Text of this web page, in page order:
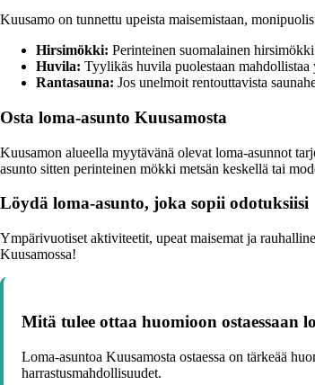
Kuusamo on tunnettu upeista maisemistaan,
Hirsimökki: Perinteinen suomalainen
Huvila: Tyylikäs huvila puolestaan
Rantasauna: Jos unelmoit rentouttavista
Osta loma-asunto Kuusamosta
Kuusamon alueella myytävänä olevat loma-asunnot
asunto sitten perinteinen mökki metsän keskellä tai
Löydä loma-asunto, joka sopii odotuksiisi
Ympärivuotiset aktiviteetit, upeat maisemat ja
Kuusamossa!
Mitä tulee ottaa huomioon ostaessaan
Loma-asuntoa Kuusamosta ostaessa on tärkeää
harrastusmahdollisuudet.